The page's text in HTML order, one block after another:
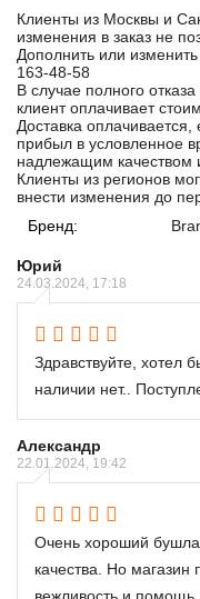
Клиенты из Москвы и
изменения в заказ не
Дополнить или
163-48-58
В случае полного
клиент оплачивает
Доставка
прибыл в условленное
надлежащим качеством
Клиенты из регионов
внести изменения до
Бренд:
Юрий
24.03.2024, 17:18
Здравствуйте, хотел
наличии нет..
Александр
22.01.2024, 19:42
Очень хороший
качества. Но